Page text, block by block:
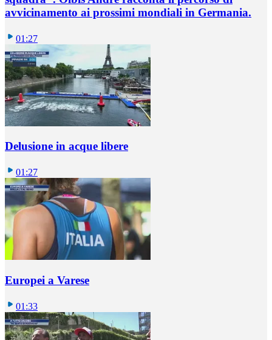
avvicinamento ai prossimi mondiali in Germania.
01:27
Delusione in acque libere
01:27
Europei a Varese
01:33